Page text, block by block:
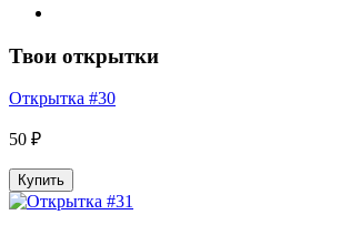
Твои открытки
Открытка #30
50 ₽
Купить